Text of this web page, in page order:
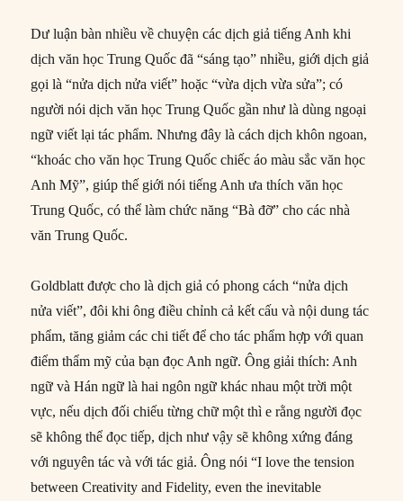
Dư luận bàn nhiều về chuyện các dịch giả tiếng Anh khi
dịch văn học Trung Quốc đã “sáng tạo” nhiều, giới dịch giả
gọi là “nửa dịch nửa viết” hoặc “vừa dịch vừa sửa”; có
người nói dịch văn học Trung Quốc gần như là dùng ngoại
ngữ viết lại tác phẩm. Nhưng đây là cách dịch khôn ngoan,
“khoác cho văn học Trung Quốc chiếc áo màu sắc văn học
Anh Mỹ”, giúp thế giới nói tiếng Anh ưa thích văn học
Trung Quốc, có thể làm chức năng “Bà đỡ” cho các nhà
văn Trung Quốc.
Goldblatt được cho là dịch giả có phong cách “nửa dịch
nửa viết”, đôi khi ông điều chỉnh cả kết cấu và nội dung tác
phẩm, tăng giảm các chi tiết để cho tác phẩm hợp với quan
điểm thẩm mỹ của bạn đọc Anh ngữ. Ông giải thích: Anh
ngữ và Hán ngữ là hai ngôn ngữ khác nhau một trời một
vực, nếu dịch đối chiếu từng chữ một thì e rằng người đọc
sẽ không thể đọc tiếp, dịch như vậy sẽ không xứng đáng
với nguyên tác và với tác giả. Ông nói “I love the tension
between Creativity and Fidelity, even the inevitable